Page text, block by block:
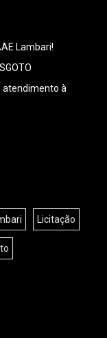
Lambari!
atendimento à
Licitação